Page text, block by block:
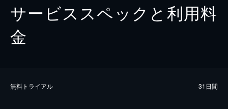
サービススペックと利用料
金
無料トライアル 31日間